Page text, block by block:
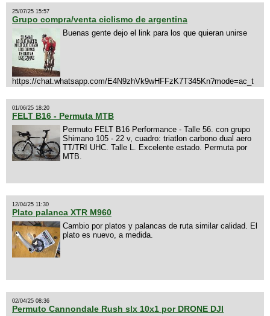
25/07/25 15:57
Grupo compra/venta ciclismo de argentina
Buenas gente dejo el link para los que quieran unirse
https://chat.whatsapp.com/E4N9zhVk9wHFFzK7T345Kn?mode=ac_t
01/06/25 18:20
FELT B16 - Permuta MTB
Permuto FELT B16 Performance - Talle 56. con grupo
Shimano 105 - 22 v, cuadro: triatlon carbono dual aero
TT/TRI UHC. Talle L. Excelente estado. Permuta por
MTB.
12/04/25 11:30
Plato palanca XTR M960
Cambio por platos y palancas de ruta similar calidad. El
plato es nuevo, a medida.
02/04/25 08:36
Permuto Cannondale Rush slx 10x1 por DRONE DJI